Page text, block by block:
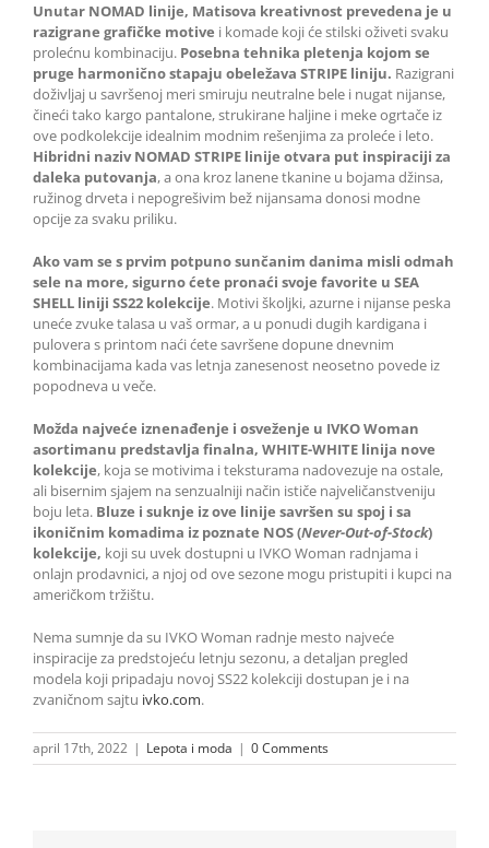
Unutar NOMAD linije, Matisova kreativnost prevedena je u
razigrane grafičke motive i komade koji će stilski oživeti svaku
prolećnu kombinaciju. Posebna tehnika pletenja kojom se
pruge harmonično stapaju obeležava STRIPE liniju. Razigrani
doživljaj u savršenoj meri smiruju neutralne bele i nugat nijanse,
čineći tako kargo pantalone, strukirane haljine i meke ogrtače iz
ove podkolekcije idealnim modnim rešenjima za proleće i leto.
Hibridni naziv NOMAD STRIPE linije otvara put inspiraciji za
daleka putovanja, a ona kroz lanene tkanine u bojama džinsa,
ružinog drveta i nepogrešivim bež nijansama donosi modne
opcije za svaku priliku.
Ako vam se s prvim potpuno sunčanim danima misli odmah
sele na more, sigurno ćete pronaći svoje favorite u SEA
SHELL liniji SS22 kolekcije. Motivi školjki, azurne i nijanse peska
uneće zvuke talasa u vaš ormar, a u ponudi dugih kardigana i
pulovera s printom naći ćete savršene dopune dnevnim
kombinacijama kada vas letnja zanesenost neosetno povede iz
popodneva u veče.
Možda najveće iznenađenje i osveženje u IVKO Woman
asortimanu predstavlja finalna, WHITE-WHITE linija nove
kolekcije, koja se motivima i teksturama nadovezuje na ostale,
ali bisernim sjajem na senzualniji način ističe najveličanstveniju
boju leta. Bluze i suknje iz ove linije savršen su spoj i sa
ikoničnim komadima iz poznate NOS (Never-Out-of-Stock)
kolekcije, koji su uvek dostupni u IVKO Woman radnjama i
onlajn prodavnici, a njoj od ove sezone mogu pristupiti i kupci na
američkom tržištu.
Nema sumnje da su IVKO Woman radnje mesto najveće
inspiracije za predstojeću letnju sezonu, a detaljan pregled
modela koji pripadaju novoj SS22 kolekciji dostupan je i na
zvaničnom sajtu ivko.com.
april 17th, 2022 | Lepota i moda | 0 Comments